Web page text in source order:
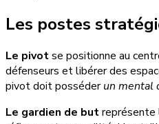
Les postes
Le pivotse positionne au
défenseurs et libérer des
pivot doit posséderun mental
Le gardien de butreprésente